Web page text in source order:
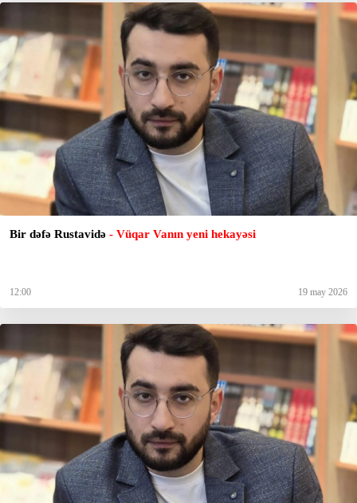
Bir dəfə Rustavidə - Vüqar Vanın yeni hekayəsi
12:00 19 may 2026